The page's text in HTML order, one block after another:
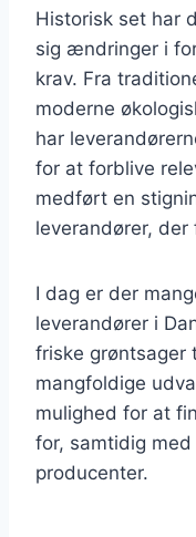
Historisk set har
sig ændringer i
krav. Fra
moderne
har
for at forblive
medført en
leverandører, der
I dag er der
leverandører i
friske grøntsager
mangfoldige
mulighed for at
for, samtidig
producenter.